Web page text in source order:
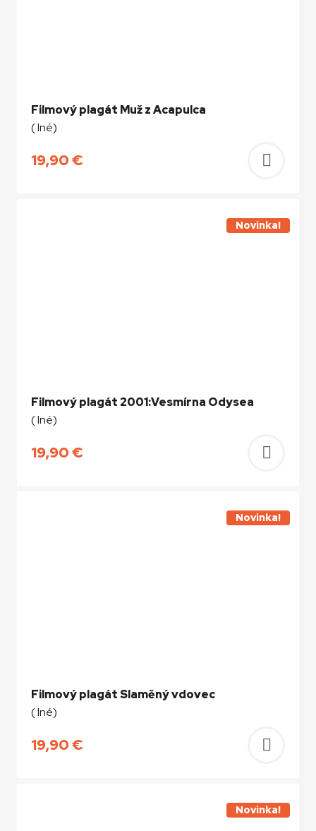
Filmový plagát Muž z Acapulca
( Iné)
19,90€
Pridať
košíka
Novinka!
Filmový plagát 2001:Vesmírna Odysea
( Iné)
19,90€
Pridať
košíka
Novinka!
Filmový plagát Slaměný vdovec
( Iné)
19,90€
Pridať
košíka
Novinka!